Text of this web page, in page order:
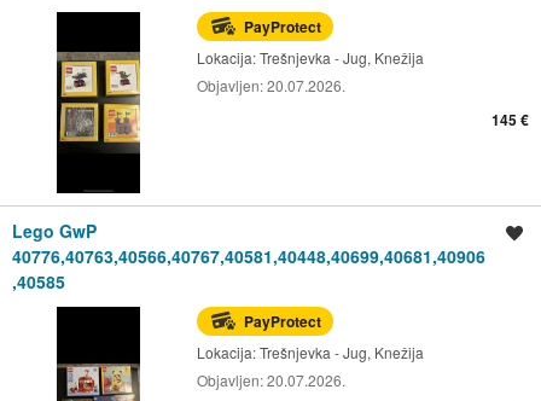
PayProtect
Lokacija:Trešnjevka - Jug, Knežija
Objavljen:20.07.2026.
145 €
Lego GwP
40776,40763,40566,40767,40581,40448,40699,40681,40906
,40585
PayProtect
Lokacija:Trešnjevka - Jug, Knežija
Objavljen:20.07.2026.